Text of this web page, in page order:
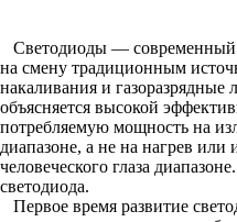
Светодиоды — современный
на смену традиционным
накаливания и газоразрядные
объясняется высокой
потребляемую мощность на
диапазоне, а не на нагрев
человеческого глаза
светодиода.
Первое время развитие